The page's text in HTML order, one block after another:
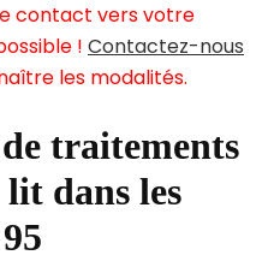
contact vers votre
! Contactez-nous
les modalités.
traitements
lit dans les